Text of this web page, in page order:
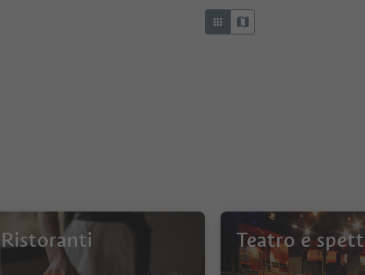
Ristoranti Teatro e